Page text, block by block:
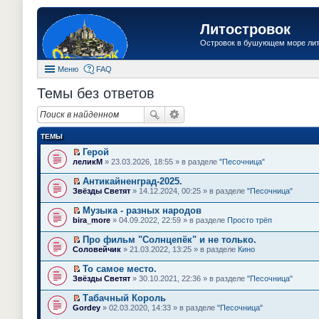
Литостровок
Островок в бушующем море
Меню FAQ
Темы без ответов
ТЕМЫ
П
р
е
й
т
и
к
е
р
в
о
м
у
е
п
р
Герой
леликМ » 23.03.2026, 18:55 » в разделе "Песочница"
П
р
е
й
т
и
к
е
р
в
о
м
у
Антикайненград-2025.
Звёзды Светят » 14.12.2024, 00:25 » в разделе "Песочница"
П
р
е
й
т
и
к
е
в
Музыка - разных народов
bira_more » 04.09.2022, 22:59 » в разделе Просто трёп
П
р
й
т
и
к
Про фильм "Солнцепёк" и не только.
Соловейчик » 21.03.2022, 13:25 » в разделе Кино
П
р
й
То самое место.
Звёзды Светят » 30.10.2021, 22:36 » в разделе "Песочница"
П
Табачный Король
Gordey » 02.03.2020, 14:33 » в разделе "Песочница"